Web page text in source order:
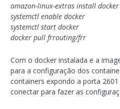
amazon-linux-extras install docker
systemctl enable docker
systemctl start docker
docker pull frrouting/frr
Com o docker instalada e a
para a configuração dos
containers expondo a porta
conectar para fazer as